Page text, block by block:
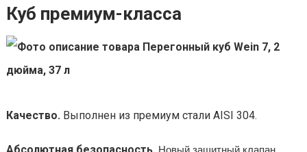
Куб премиум-класса
Качество. Выполнен из премиум стали AISI 304.